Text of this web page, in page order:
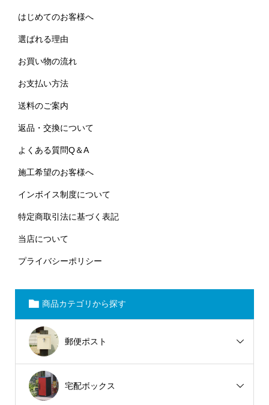
はじめてのお客様へ
選ばれる理由
お買い物の流れ
お支払い方法
送料のご案内
返品・交換について
よくある質問Q＆A
施工希望のお客様へ
インボイス制度について
特定商取引法に基づく表記
当店について
プライバシーポリシー
商品カテゴリから探す
郵便ポスト
宅配ボックス